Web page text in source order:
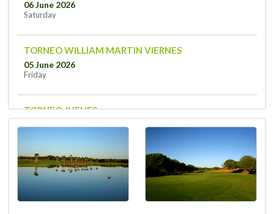
06 June 2026
Saturday
TORNEO WILLIAM MARTIN VIERNES
05 June 2026
Friday
TORNEO JUEVES
04 June 2026
PULL MIERCOLES
03 June 2026
Wednesday